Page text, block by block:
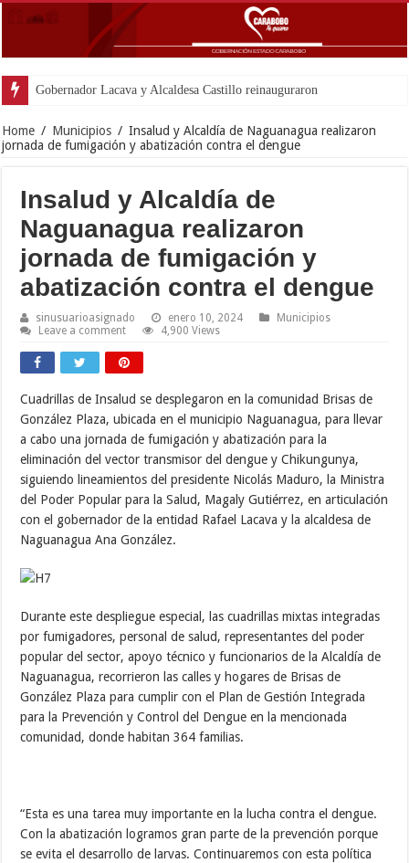
Home / Municipios / Insalud y Alcaldía de Naguanagua realizaron
jornada de fumigación y abatización contra el dengue
Insalud y Alcaldía de
Naguanagua realizaron
jornada de fumigación y
abatización contra el dengue
sinusuarioasignado enero 10, 2024
Municipios
Leave a comment
4,900 Views
Cuadrillas de Insalud se desplegaron en la comunidad Brisas de
González Plaza, ubicada en el municipio Naguanagua, para llevar
a cabo una jornada de fumigación y abatización para la
eliminación del vector transmisor del dengue y Chikungunya,
siguiendo lineamientos del presidente Nicolás Maduro, la Ministra
del Poder Popular para la Salud, Magaly Gutiérrez, en articulación
con el gobernador de la entidad Rafael Lacava y la alcaldesa de
Naguanagua Ana González.
Durante este despliegue especial, las cuadrillas mixtas integradas
por fumigadores, personal de salud, representantes del poder
popular del sector, apoyo técnico y funcionarios de la Alcaldía de
Naguanagua, recorrieron las calles y hogares de Brisas de
González Plaza para cumplir con el Plan de Gestión Integrada
para la Prevención y Control del Dengue en la mencionada
comunidad, donde habitan 364 familias.
“Esta es una tarea muy importante en la lucha contra el dengue.
Con la abatización logramos gran parte de la prevención porque
se evita el desarrollo de larvas. Continuaremos con esta política